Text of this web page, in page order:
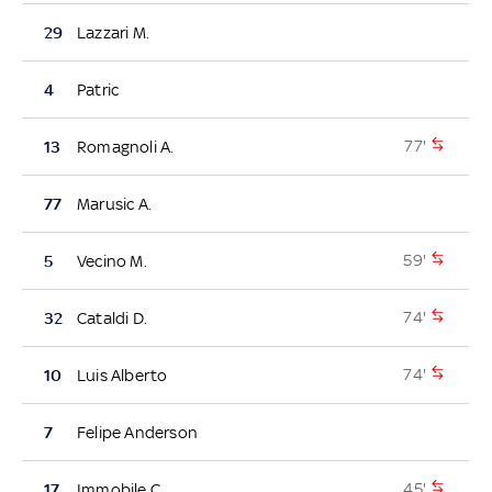
29 Lazzari M.
4 Patric
13 Romagnoli A. 77'
77 Marusic A.
5 Vecino M. 59'
32 Cataldi D. 74'
10 Luis Alberto 74'
7 Felipe Anderson